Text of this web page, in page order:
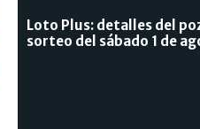
Loto Plus: detalles del
sorteo del sábado 1 de